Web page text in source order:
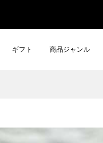
ギフト 商品ジャンル